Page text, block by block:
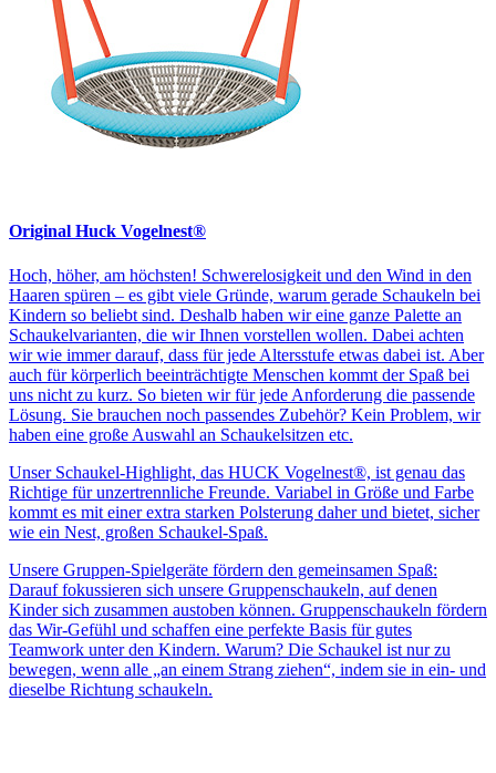
Original Huck Vogelnest®
Hoch, höher, am höchsten! Schwerelosigkeit und den Wind in den
Haaren spüren – es gibt viele Gründe, warum gerade Schaukeln bei
Kindern so beliebt sind. Deshalb haben wir eine ganze Palette an
Schaukelvarianten, die wir Ihnen vorstellen wollen. Dabei achten
wir wie immer darauf, dass für jede Altersstufe etwas dabei ist. Aber
auch für körperlich beeinträchtigte Menschen kommt der Spaß bei
uns nicht zu kurz. So bieten wir für jede Anforderung die passende
Lösung. Sie brauchen noch passendes Zubehör? Kein Problem, wir
haben eine große Auswahl an Schaukelsitzen etc.
Unser Schaukel-Highlight, das HUCK Vogelnest®, ist genau das
Richtige für unzertrennliche Freunde. Variabel in Größe und Farbe
kommt es mit einer extra starken Polsterung daher und bietet, sicher
wie ein Nest, großen Schaukel-Spaß.
Unsere Gruppen-Spielgeräte fördern den gemeinsamen Spaß:
Darauf fokussieren sich unsere Gruppenschaukeln, auf denen
Kinder sich zusammen austoben können. Gruppenschaukeln fördern
das Wir-Gefühl und schaffen eine perfekte Basis für gutes
Teamwork unter den Kindern. Warum? Die Schaukel ist nur zu
bewegen, wenn alle „an einem Strang ziehen“, indem sie in ein- und
dieselbe Richtung schaukeln.